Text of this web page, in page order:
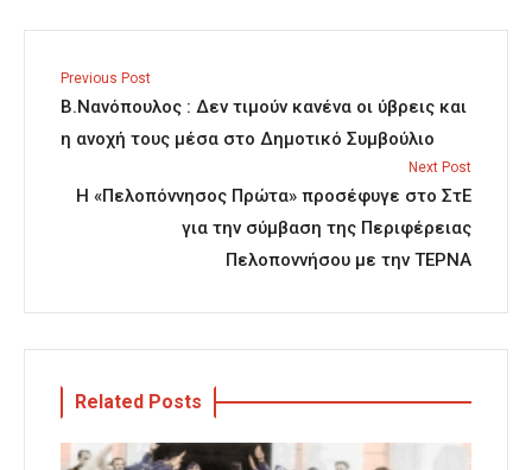
Previous Post
Β.Νανόπουλος : Δεν τιμούν κανένα οι ύβρεις και
η ανοχή τους μέσα στο Δημοτικό Συμβούλιο
Next Post
Η «Πελοπόννησος Πρώτα» προσέφυγε στο ΣτΕ
για την σύμβαση της Περιφέρειας
Πελοποννήσου με την ΤΕΡΝΑ
Related Posts